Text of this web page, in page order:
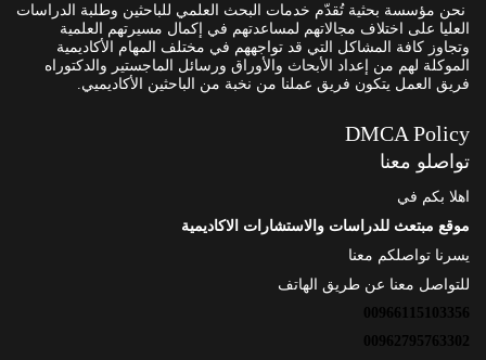
نحن مؤسسة بحثية تُقدّم خدمات البحث العلمي للباحثين وطلبة الدراسات
العليا على اختلاف مجالاتهم لمساعدتهم في إكمال مسيرتهم العلمية
وتجاوز كافة المشاكل التي قد تواجههم في مختلف المهام الأكاديمية
الموكلة لهم من إعداد الأبحاث والأوراق ورسائل الماجستير والدكتوراه
فريق العمل يتكون فريق عملنا من نخبة من الباحثين الأكاديميي.
DMCA Policy
تواصلو معنا
اهلا بكم في
موقع مبتعث للدراسات والاستشارات الاكاديمية
يسرنا تواصلكم معنا
للتواصل معنا عن طريق الهاتف
00966115103356
00962795763302